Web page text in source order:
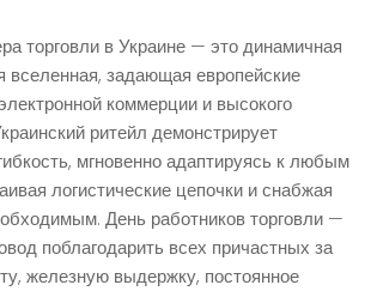
торговли в Украине — это динамичная
вселенная, задающая европейские
коммерции и высокого
ритейл демонстрирует
мгновенно адаптируясь к любым
логистические цепочки и снабжая
День работников торговли —
поблагодарить всех причастных за
железную выдержку, постоянное